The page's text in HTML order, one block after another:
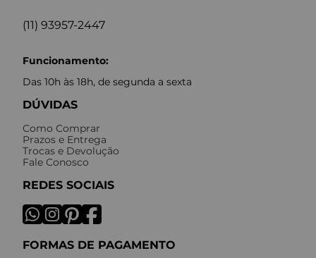
(11) 93957-2447
Funcionamento:
Das 10h às 18h, de segunda a sexta
DÚVIDAS
Como Comprar
Prazos e Entrega
Trocas e Devolução
Fale Conosco
REDES SOCIAIS
FORMAS DE PAGAMENTO